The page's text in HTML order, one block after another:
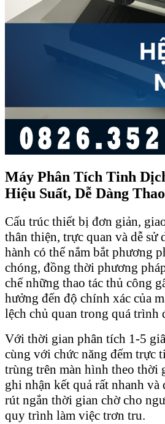
Máy Phân Tích Tinh
Hiệu Suất, Dễ Dàng
Cấu trúc thiết bị đơn giản,
thân thiện, trực quan và dễ sử
hành có thể nắm bắt phương
chóng, đồng thời phương
chế những thao tác thủ công
hưởng đến độ chính xác của
lệch chủ quan trong quá trình
Với thời gian phân tích 1-5
cùng với chức năng đếm trực
trùng trên màn hình theo thời
ghi nhận kết quả rất nhanh và
rút ngắn thời gian chờ cho
quy trình làm việc trơn tru.